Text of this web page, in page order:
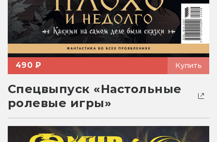
490 ₽ Купить
Спецвыпуск «Настольные
ролевые игры»